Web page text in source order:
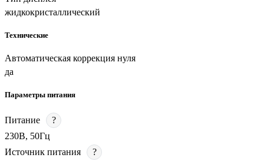
жидкокристаллический
Технические
Автоматическая коррекция нуля
да
Параметры питания
Питание
?
230В, 50Гц
Источник питания
?